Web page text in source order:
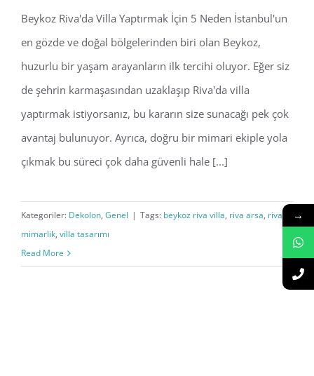
Beykoz Riva'da Villa Yaptırmak İçin 5 Neden İstanbul'un
en gözde ve doğal bölgelerinden biri olan Beykoz,
huzurlu bir yaşam arayanların ilk tercihi oluyor. Eğer siz
de şehrin karmaşasından uzaklaşıp Riva'da villa
yaptırmak istiyorsanız, bu kararın size sunacağı pek çok
avantaj bulunuyor. Ayrıca, doğru bir mimari ekiple yola
çıkmak bu süreci çok daha güvenli hale [...]
Kategoriler: Dekolon, Genel | Tags: beykoz riva villa, riva arsa, riva
mimarlik, villa tasarımı
Read More
→